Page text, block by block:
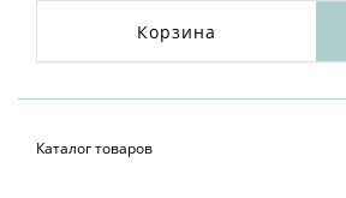
Корзина
Каталог товаров